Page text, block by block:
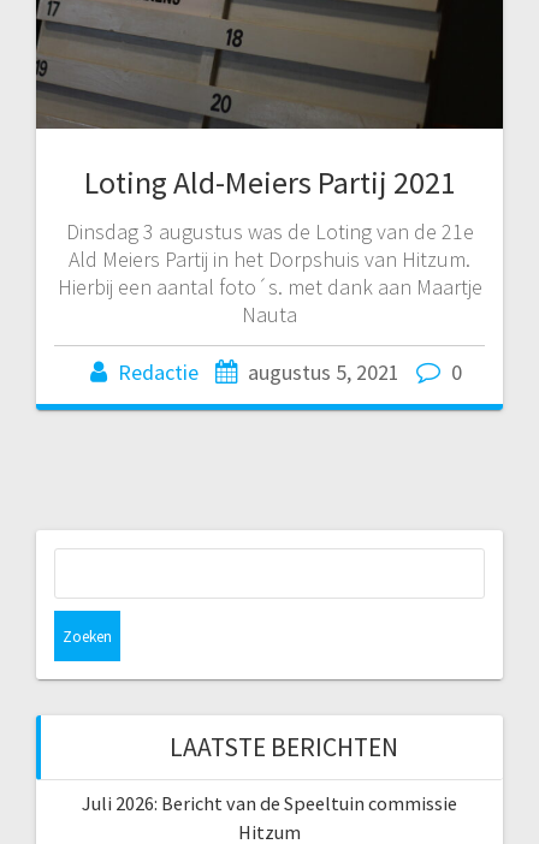
Loting Ald-Meiers Partij 2021
Dinsdag 3 augustus was de Loting van de 21e
Ald Meiers Partij in het Dorpshuis van Hitzum.
Hierbij een aantal foto´s. met dank aan Maartje
Nauta
Redactie augustus 5, 2021 0
LAATSTE BERICHTEN
Juli 2026: Bericht van de Speeltuin commissie
Hitzum